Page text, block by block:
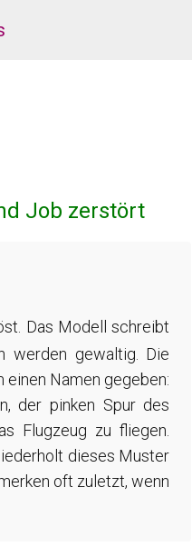
Job zerstört
Das Modell schreibt
werden gewaltig. Die
Namen gegeben:
der pinken Spur des
Flugzeug zu fliegen.
dieses Muster
oft zuletzt, wenn